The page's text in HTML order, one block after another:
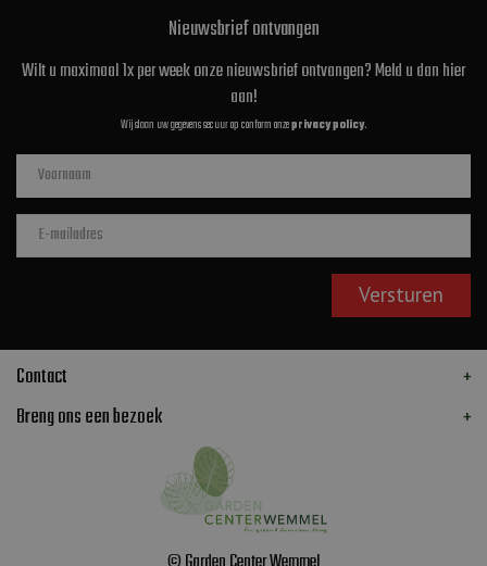
Nieuwsbrief ontvangen
Wilt u maximaal 1x per week onze nieuwsbrief ontvangen? Meld u dan hier
aan!
Wij slaan uw gegevens secuur op conform onzeprivacy policy.
Contact
Breng ons een bezoek